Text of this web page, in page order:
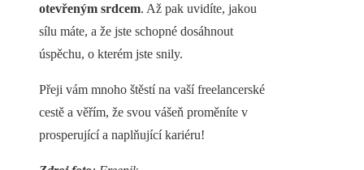
otevřeným srdcem. Až pak uvidíte, jakou
sílu máte, a že jste schopné dosáhnout
úspěchu, o kterém jste snily.
Přeji vám mnoho štěstí na vaší freelancerské
cestě a věřím, že svou vášeň proměníte v
prosperující a naplňující kariéru!